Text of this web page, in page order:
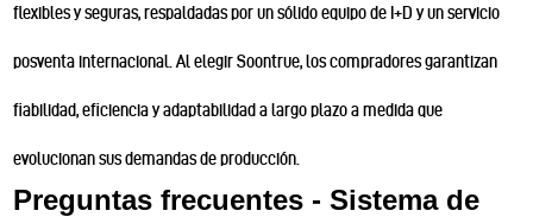
flexibles y seguras, respaldadas por un sólido equipo de I+D y un servicio
posventa internacional. Al elegir Soontrue, los compradores garantizan
fiabilidad, eficiencia y adaptabilidad a largo plazo a medida que
evolucionan sus demandas de producción.
Preguntas frecuentes - Sistema de